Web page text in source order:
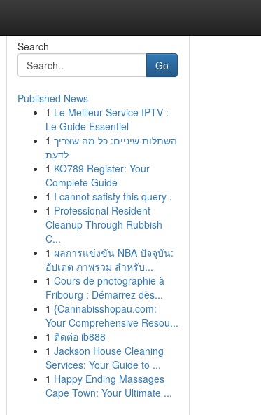
Search
Go
Published News
1 Le Meilleur Service IPTV :
Le Guide Essentiel
1 השתלות שיניים: כל מה שצריך
לדעת
1 KO789 Register: Your
Complete Guide
1 I cannot satisfy this query .
1 Professional Resident
Cleanup Through Rubbish
C...
1 ผลการแข่งขัน NBA ปัจจุบัน:
อัปเดต ภาพรวม สำหรับ...
1 Cours de photographie à
Fribourg : Démarrez dès...
1 {Cannabisshopau.com:
Your Comprehensive Resou...
1 ติดต่อ ib888
1 Jackson House Cleaning
Services: Your Guide to ...
1 Happy Ending Massages
Cape Town: Your Ultimate ...